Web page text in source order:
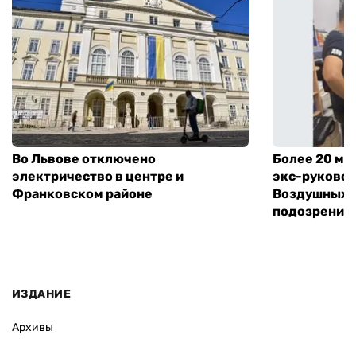
Во Львове отключено
электричество в центре и
Франковском районе
Более 20
экс-
Воздушных
подозрение
ИЗДАНИЕ
Архивы